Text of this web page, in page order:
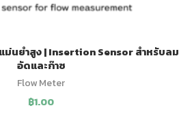
ม่นยำสูง | Insertion Sensor สำหรับลม
อัดและก๊าซ
Flow Meter
฿1.00